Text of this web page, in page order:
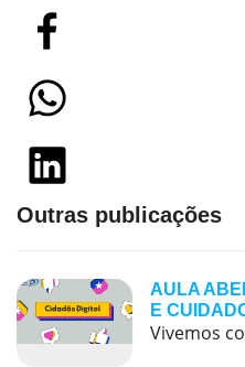
Outras publicações
AULA
E